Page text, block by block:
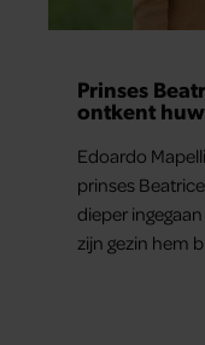
Prinses
ontkent
Edoardo
prinses
dieper
zijn gezin hem